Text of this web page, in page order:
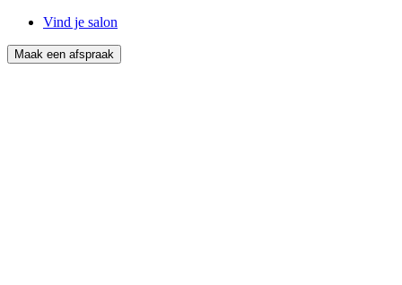
Vind je salon
Maak een afspraak